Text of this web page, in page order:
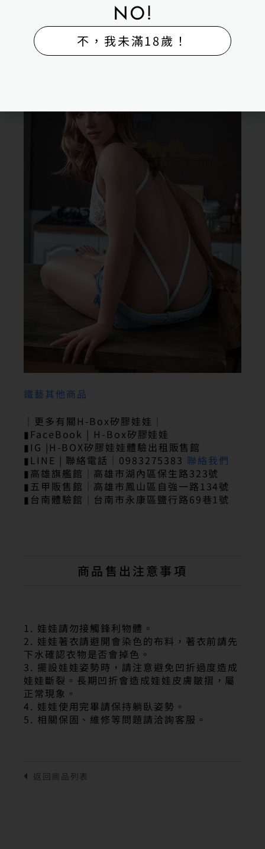
鐵藝其他商品
｜更多有關H-Box矽膠娃娃｜
▮FaceBook | H-Box矽膠娃娃
▮IG |H-BOX矽膠娃娃體驗出租販售館
▮LINE | 聯絡電話｜0983275383 聯絡我們
▮高雄旗艦館｜高雄市湖內區保生路323號
▮五甲販售館｜高雄市鳳山區自強一路134號
▮台南體驗館｜台南市永康區鹽行路69巷1號
商品售出注意事項
1. 娃娃請勿接觸鋒利物體。
2. 娃娃著衣請避開會染色的布料，著衣前請先
下水確認衣物是否會掉色。
3. 擺設娃娃姿勢時，請注意避免凹折過度造成
娃娃斷裂。長期凹折會造成娃娃皮膚皺摺，屬
正常現象。
4. 娃娃使用完畢請保持躺臥姿勢。
5. 相關保固、維修等問題請洽詢客服。
NO!
不，我未滿18歲！